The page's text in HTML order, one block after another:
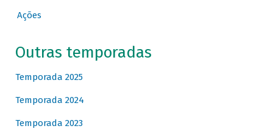
Ações
Outras temporadas
Temporada 2025
Temporada 2024
Temporada 2023